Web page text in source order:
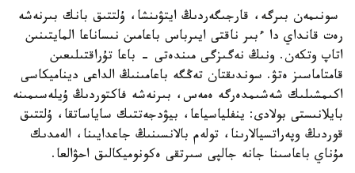
سونىمەن بىرگە، قارجىگەردىڭ ايتۋىنشا، ۇلتتىق بانك بىرنەشە
رەت قانداي دا ءبىر ناقتى ايىرباس باعامىن نىساناعا المايتىنىن
اتاپ وتكەن. ونىڭ نەگىزگى مىندەتى - باعا تۇراقتىلىعىن
قامتاماسىز ەتۋ. سوندىقتان تەڭگە باعامىنىڭ الداعى ديناميكاسى
اكىمشىلىك شەشىمدەرگە ەمەس، بىرنەشە فاكتوردىڭ ۇيلەسىمىنە
بايلانىستى بولادى: ينفلياسياعا، بيۋدجەتتىك ساياساتقا، ۇلتتىق
قوردىڭ وپەراتسيالارىنا، تولەم بالانسىنىڭ جاعدايىنا، الەمدىك
مۇناي باعاسىنا جانە جالپى سىرتقى ەكونوميكالىق احۋالعا.